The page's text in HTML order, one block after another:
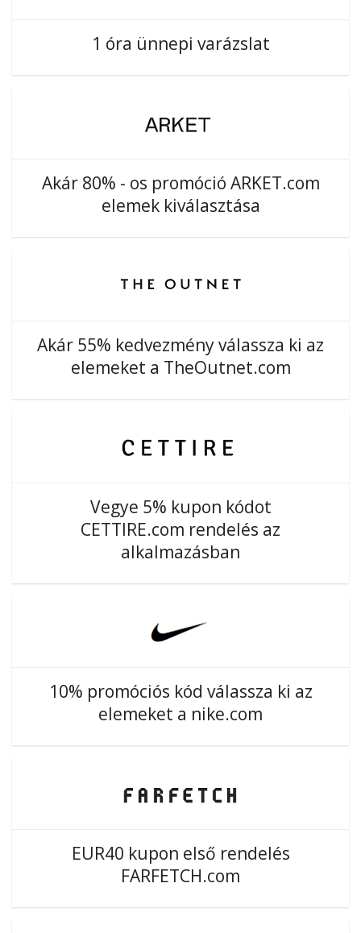
1 óra ünnepi varázslat
Akár 80% - os promóció ARKET.com
elemek kiválasztása
Akár 55% kedvezmény válassza ki az
elemeket a TheOutnet.com
Vegye 5% kupon kódot
CETTIRE.com rendelés az
alkalmazásban
10% promóciós kód válassza ki az
elemeket a nike.com
EUR40 kupon első rendelés
FARFETCH.com